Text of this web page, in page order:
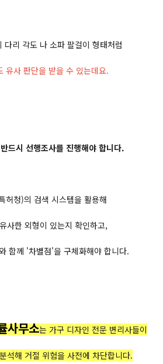
다리 각도 나 소파 팔걸이 형태처럼
유사 판단을 받을 수 있는데요.
드시 선행조사를 진행해야 합니다.
허청)의 검색 시스템을 활용해
사한 외형이 있는지 확인하고,
함께 '차별점'을 구체화해야 합니다.
사무소는 가구 디자인 전문 변리사들이
석해 거절 위험을 사전에 차단합니다.